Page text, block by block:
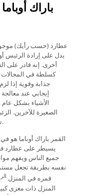
باراك
عطارد (حسب رأيك)
يدل على إرادة الرئيس
أخرى. إنه قادر على
كسلطة في المجالات
جذابة وقوية إذا
إيجابي عند
الأشياء بشكل
الصغيرة للآخرين.
تكوين الآراء ، ويحجم عن تغييرها.
يسيطر على عطارد
جميع الناس ويفهم
نفسه بطريقة تجعل
قمره في المنزل
المنزل ذات مغزى